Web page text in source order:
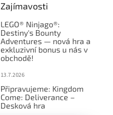
Zajímavosti
LEGO® Ninjago®:
Destiny's Bounty
Adventures — nová hra a
exkluzivní bonus u nás v
obchodě!
13.7.2026
Připravujeme: Kingdom
Come: Deliverance –
Desková hra